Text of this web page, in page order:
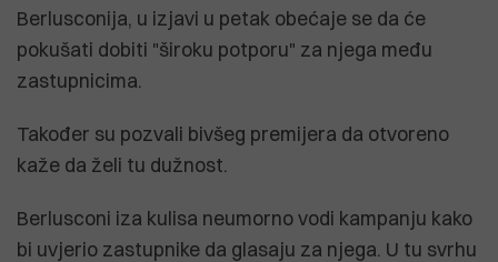
Berlusconija, u izjavi u petak obećaje se da će
pokušati dobiti "široku potporu" za njega među
zastupnicima.
Također su pozvali bivšeg premijera da otvoreno
kaže da želi tu dužnost.
Berlusconi iza kulisa neumorno vodi kampanju kako
bi uvjerio zastupnike da glasaju za njega. U tu svrhu